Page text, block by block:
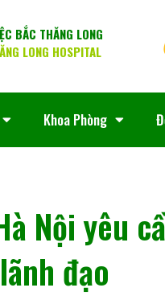
BẮC THĂNG LONG
LONG HOSPITAL
Khoa Phòng
Nội yêu
đạo